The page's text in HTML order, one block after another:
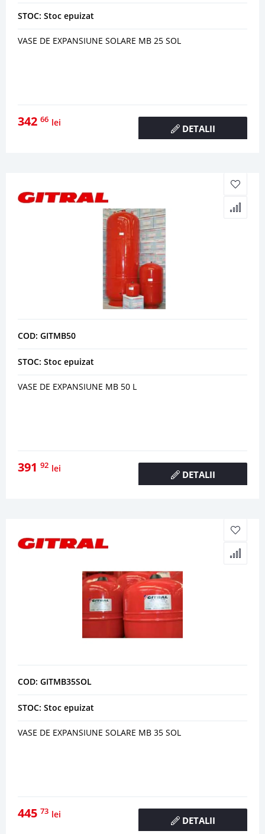
STOC: Stoc epuizat
VASE DE EXPANSIUNE SOLARE MB 25 SOL
342 66 lei
DETALII
COD: GITMB50
STOC: Stoc epuizat
VASE DE EXPANSIUNE MB 50 L
391 92 lei
DETALII
COD: GITMB35SOL
STOC: Stoc epuizat
VASE DE EXPANSIUNE SOLARE MB 35 SOL
445 73 lei
DETALII